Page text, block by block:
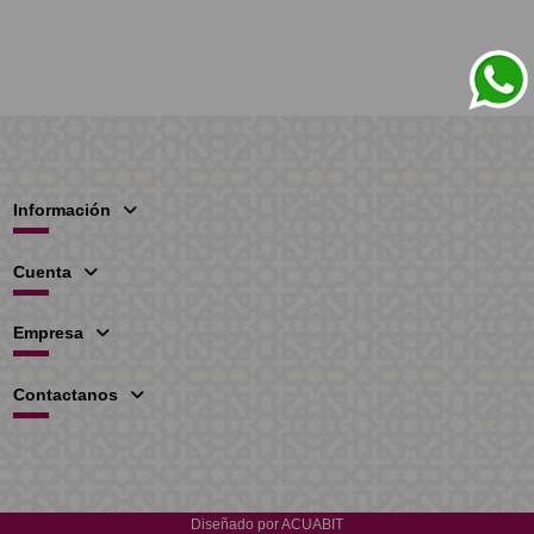
Información
Cuenta
Empresa
Contactanos
Diseñado porACUABIT